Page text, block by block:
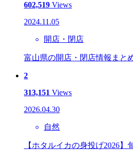
602,519 Views
2024.11.05
開店・閉店
富山県の開店・閉店情報まと
2
313,151 Views
2026.04.30
自然
【ホタルイカの身投げ2026】